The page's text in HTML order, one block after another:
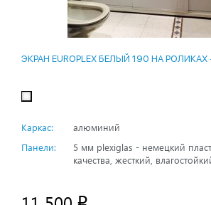
ЭКРАН EUROPLEX БЕЛЫЙ 190 НА
Каркас:
алюминий
Панели:
5 мм plexiglas - немецкий
качества, жесткий,
p